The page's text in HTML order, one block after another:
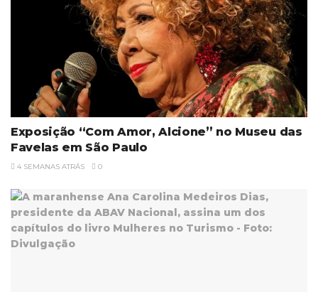
Exposição “Com Amor, Alcione” no Museu das
Favelas em São Paulo
4 SEMANAS ATRÁS 0